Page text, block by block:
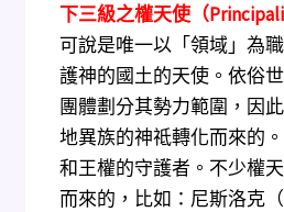
下三級之權天使（
可說是唯一以「領域」為
護神的國土的天使。依俗
團體劃分其勢力範圍，因
地異族的神祗轉化而來的
和王權的守護者。不少權
而來的，比如：尼斯洛克